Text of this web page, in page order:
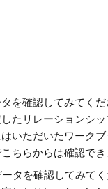
中に異動が発生した
日が異動日より前
うロジックを組み
を確認してみてく
たリレーションシ
いただいたワーク
ちらからは確認でき